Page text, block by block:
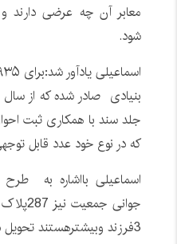
معابر آن چه عرضی دارند و
شود.
جلد سند با همکاری ثبت
که در نوع خود عدد قابل
اسماعیلی بااشاره به
جوانی
3فرزند وبیشترهستند تحویل دادیم